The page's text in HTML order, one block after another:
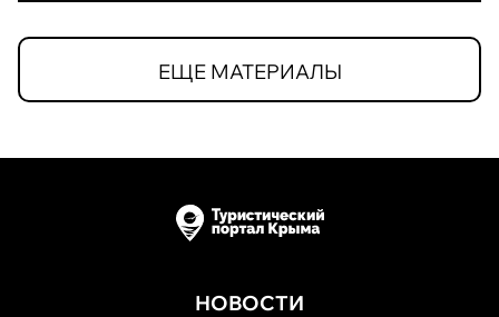
ЕЩЕ МАТЕРИАЛЫ
НОВОСТИ